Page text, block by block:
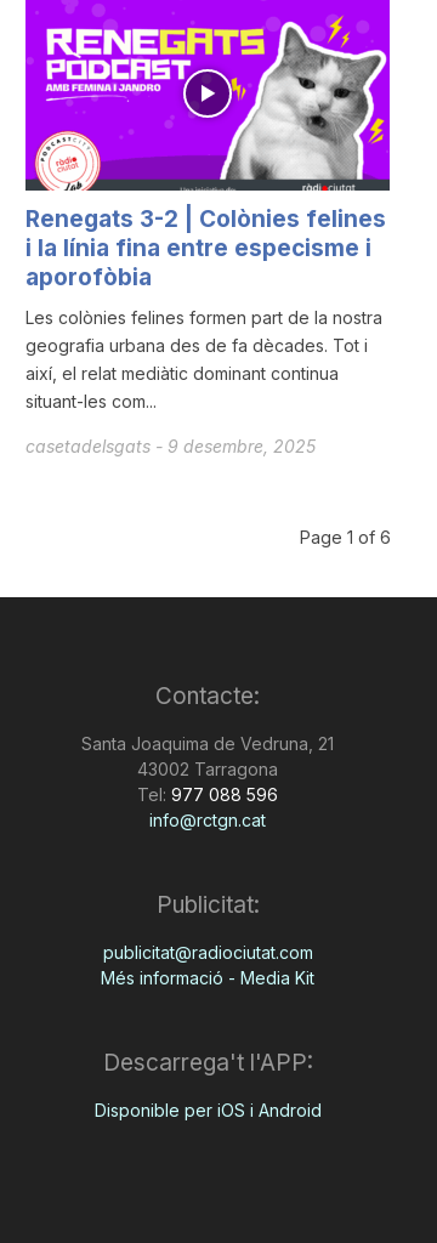
Renegats 3-2 | Colònies felines
i la línia fina entre especisme i
aporofòbia
Les colònies felines formen part de la nostra
geografia urbana des de fa dècades. Tot i
així, el relat mediàtic dominant continua
situant-les com...
casetadelsgats - 9 desembre, 2025
Page 1 of 6
Contacte:
Santa Joaquima de Vedruna, 21
43002 Tarragona
Tel: 977 088 596
info@rctgn.cat
Publicitat:
publicitat@radiociutat.com
Més informació - Media Kit
Descarrega't l'APP:
Disponible per iOS i Android